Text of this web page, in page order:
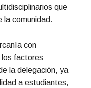
que
la comunidad.
con
los factores
la delegación, ya
a estudiantes,